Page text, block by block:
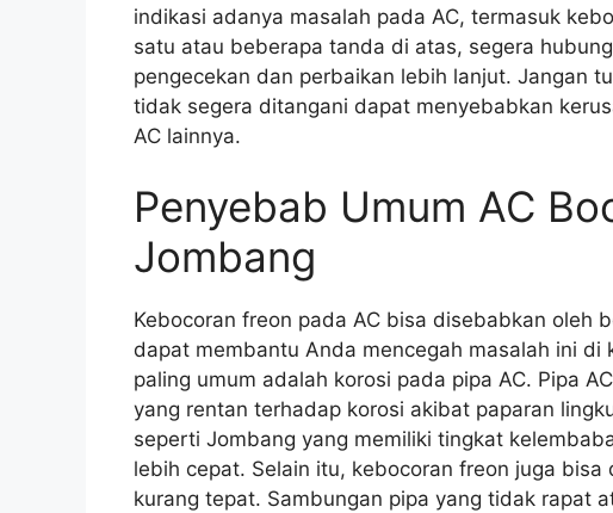
indikasi adanya masalah pada AC, termasuk
satu atau beberapa tanda di atas, segera
pengecekan dan perbaikan lebih lanjut. Jangan
tidak segera ditangani dapat menyebabkan
AC lainnya.
Penyebab Umum AC
Jombang
Kebocoran freon pada AC bisa disebabkan oleh
dapat membantu Anda mencegah masalah ini di
paling umum adalah korosi pada pipa AC. Pipa
yang rentan terhadap korosi akibat paparan
seperti Jombang yang memiliki tingkat
lebih cepat. Selain itu, kebocoran freon juga
kurang tepat. Sambungan pipa yang tidak rapat